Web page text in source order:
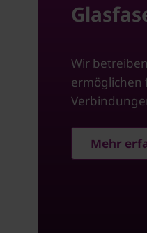
Wir
ermöglichen
Mehr